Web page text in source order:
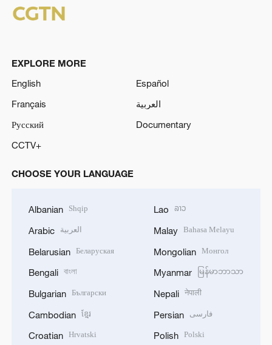
EXPLORE MORE
English
Español
Français
العربية
Русский
Documentary
CCTV+
CHOOSE YOUR LANGUAGE
Albanian Shqip
Arabic العربية
Belarusian Беларуская
Bengali বাংলা
Bulgarian Български
Cambodian ខ្មែរ
Croatian Hrvatski
Lao ລາວ
Malay Bahasa Melayu
Mongolian Монгол
Myanmar မြန်မာဘာသာ
Nepali नेपाली
Persian فارسی
Polish Polski